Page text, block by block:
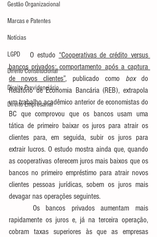
Gestão Organizacional
Marcas e Patentes
Notícias
LGPD
Direito Constitucional
Direito Previdenciário
Direito Empresarial
	O estudo
“Cooperativas de crédito versus
bancos privados: comportamento após a captura
de novos clientes”, publicado como box do
Relatório de Economia Bancária (REB), extrapola
um trabalho acadêmico anterior de economistas do
BC que comprovou que os bancos usam uma
tática de primeiro baixar os juros para atrair os
clientes para, em seguida, subir os juros para
extrair lucros. O estudo mostra ainda que, quando
as cooperativas oferecem juros mais baixos que os
bancos no primeiro empréstimo para atrair novos
clientes pessoas jurídicas, sobem os juros mais
devagar nas operações seguintes.
rapidamente os juros e, já na terceira operação,
cobram taxas superiores às que as empresas